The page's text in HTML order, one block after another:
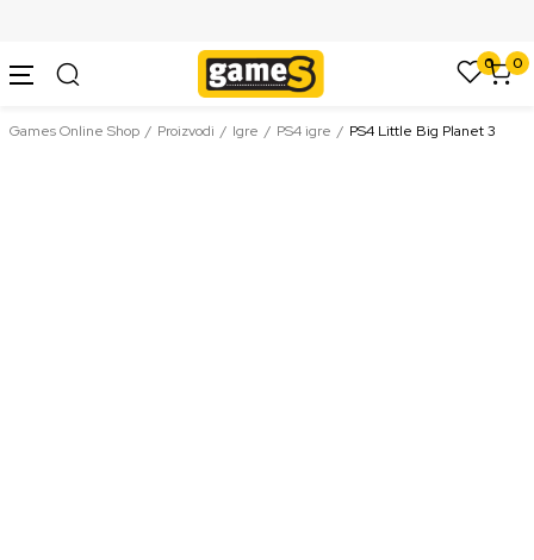
0 0
Games Online Shop Proizvodi Igre PS4 igre PS4 Little Big Planet 3